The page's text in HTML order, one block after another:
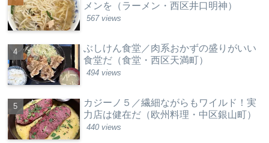
メンを（ラーメン・西区井口明神）
567 views
ぶしけん食堂／肉系おかずの盛りがいい
食堂だ（食堂・西区天満町）
494 views
カジーノ５／繊細ながらもワイルド！実
力店は健在だ（欧州料理・中区銀山町）
440 views